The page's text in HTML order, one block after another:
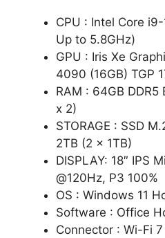
CPU : Intel Core
Up to 5.8GHz)
GPU : Iris Xe
4090 (16GB) TGP
RAM : 64GB
x 2)
STORAGE : SSD
2TB (2 x 1TB)
DISPLAY: 18″ IPS
@120Hz, P3 100%
OS : Windows 11
Software : Office
Connector : Wi-Fi